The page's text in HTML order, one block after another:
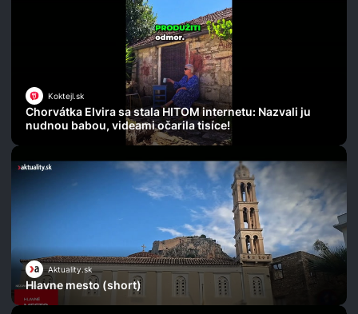
Koktejl.sk
Chorvátka Elvira sa stala HITOM internetu: Nazvali ju
nudnou babou, videami očarila tisíce!
Aktuality.sk
Hlavne mesto (short)